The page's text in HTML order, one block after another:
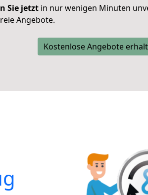
Sie jetzt in nur wenigen Minuten
Angebote.
Kostenlose Angebote